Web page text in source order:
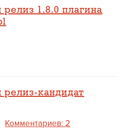
1.8.0 плагина
кандидат
Комментариев: 2